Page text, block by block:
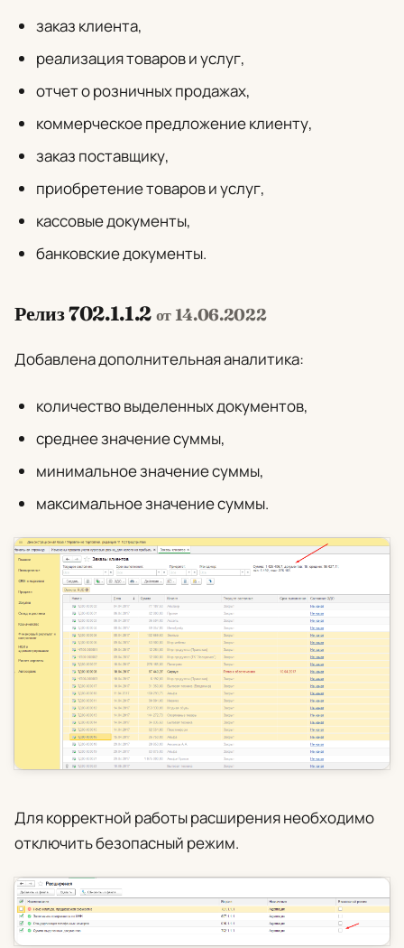
заказ клиента,
реализация товаров и услуг,
отчет о розничных продажах,
коммерческое предложение клиенту,
заказ поставщику,
приобретение товаров и услуг,
кассовые документы,
банковские документы.
Релиз 702.1.1.2 от 14.06.2022
Добавлена дополнительная аналитика:
количество выделенных документов,
среднее значение суммы,
минимальное значение суммы,
максимальное значение суммы.
Для корректной работы расширения необходимо
отключить безопасный режим.